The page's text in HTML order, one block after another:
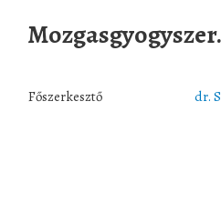
Főszerkesztő dr.